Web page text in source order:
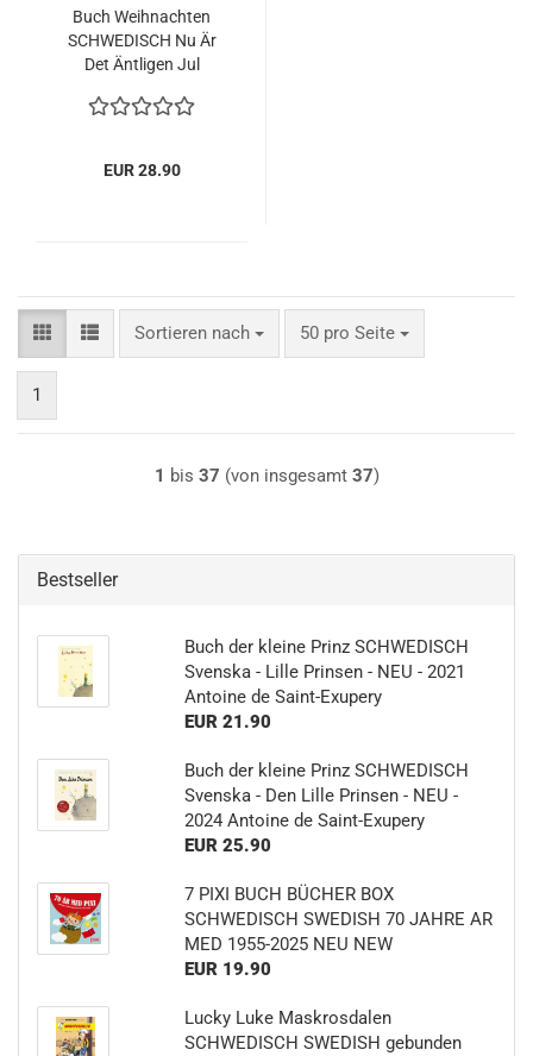
Buch Weihnachten
SCHWEDISCH Nu Är
Det Äntligen Jul
Lieder NEU
EUR 28.90
Sortieren nach
Sortieren nach 50 pro Seite
pro Seite
1
1 bis 37 (von insgesamt 37)
Bestseller
Buch der kleine Prinz SCHWEDISCH
Svenska - Lille Prinsen - NEU - 2021
Antoine de Saint-Exupery
EUR 21.90
Buch der kleine Prinz SCHWEDISCH
Svenska - Den Lille Prinsen - NEU -
2024 Antoine de Saint-Exupery
EUR 25.90
7 PIXI BUCH BÜCHER BOX
SCHWEDISCH SWEDISH 70 JAHRE AR
MED 1955-2025 NEU NEW
EUR 19.90
Lucky Luke Maskrosdalen
SCHWEDISCH SWEDISH gebunden